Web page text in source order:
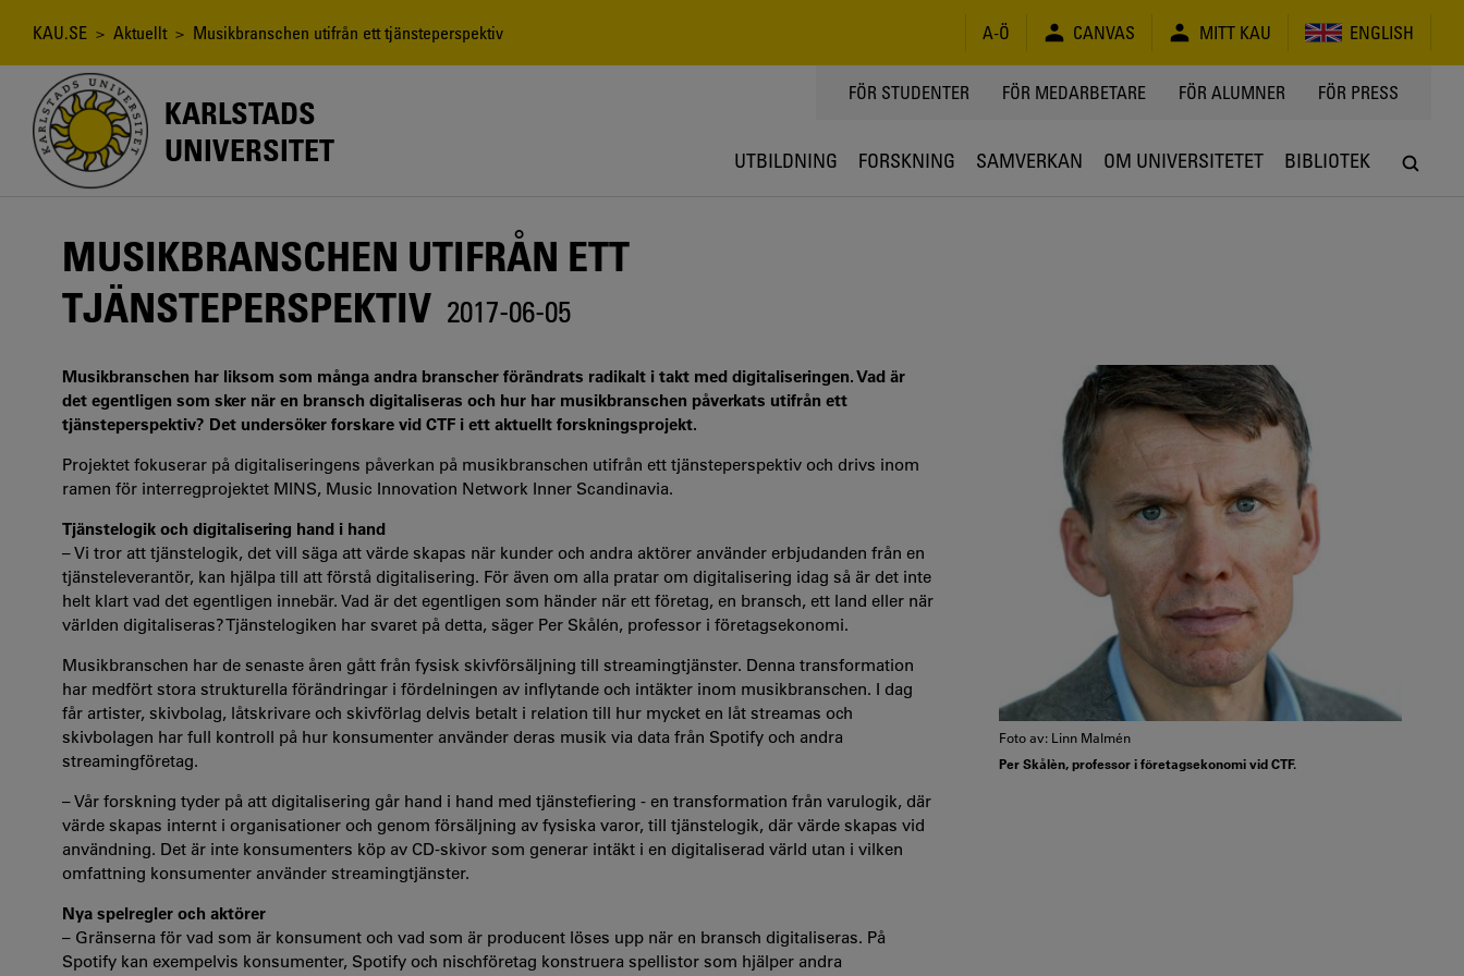
Länkstig
KAU.SE > Aktuellt > Musikbranschen utifrån ett tjänsteperspektiv A-Ö CANVAS MITT KAU ENGLISH
KARLSTADS
UNIVERSITET
TOPPMENY
FÖR STUDENTER FÖR MEDARBETARE FÖR ALUMNER FÖR PRESS
UTBILDNING FORSKNING SAMVERKAN OM UNIVERSITETET BIBLIOTEK
MUSIKBRANSCHEN UTIFRÅN ETT
TJÄNSTEPERSPEKTIV 2017-06-05
Musikbranschen har liksom som många andra branscher förändrats radikalt i takt med digitaliseringen. Vad är
det egentligen som sker när en bransch digitaliseras och hur har musikbranschen påverkats utifrån ett
tjänsteperspektiv? Det undersöker forskare vid CTF i ett aktuellt forskningsprojekt.
Projektet fokuserar på digitaliseringens påverkan på musikbranschen utifrån ett tjänsteperspektiv och drivs inom
ramen för interregprojektet MINS, Music Innovation Network Inner Scandinavia.
Tjänstelogik och digitalisering hand i hand
– Vi tror att tjänstelogik, det vill säga att värde skapas när kunder och andra aktörer använder erbjudanden från en
tjänsteleverantör, kan hjälpa till att förstå digitalisering. För även om alla pratar om digitalisering idag så är det inte
helt klart vad det egentligen innebär. Vad är det egentligen som händer när ett företag, en bransch, ett land eller när
världen digitaliseras? Tjänstelogiken har svaret på detta, säger Per Skålén, professor i företagsekonomi.
Musikbranschen har de senaste åren gått från fysisk skivförsäljning till streamingtjänster. Denna transformation
har medfört stora strukturella förändringar i fördelningen av inflytande och intäkter inom musikbranschen. I dag
får artister, skivbolag, låtskrivare och skivförlag delvis betalt i relation till hur mycket en låt streamas och
skivbolagen har full kontroll på hur konsumenter använder deras musik via data från Spotify och andra
streamingföretag.
– Vår forskning tyder på att digitalisering går hand i hand med tjänstefiering - en transformation från varulogik, där
värde skapas internt i organisationer och genom försäljning av fysiska varor, till tjänstelogik, där värde skapas vid
användning. Det är inte konsumenters köp av CD-skivor som generar intäkt i en digitaliserad värld utan i vilken
omfattning konsumenter använder streamingtjänster.
Nya spelregler och aktörer
– Gränserna för vad som är konsument och vad som är producent löses upp när en bransch digitaliseras. På
Spotify kan exempelvis konsumenter, Spotify och nischföretag konstruera spellistor som hjälper andra
Foto av: Linn Malmén
Per Skålèn, professor i företagsekonomi vid CTF.